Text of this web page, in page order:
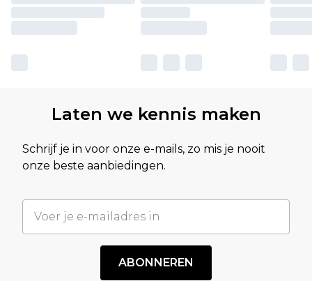
Laten we kennis maken
Schrijf je in voor onze e-mails, zo mis je nooit
onze beste aanbiedingen.
ABONNEREN